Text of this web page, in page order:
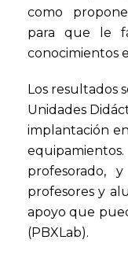
como
para que le
conocimientos
Los resultados
Unidades
implantación
profesorado,
profesores y
apoyo que
(PBXLab).